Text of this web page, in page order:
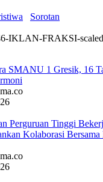
Sorotan
SMANU 1 Gresik, 16
Perguruan Tinggi
Kolaborasi